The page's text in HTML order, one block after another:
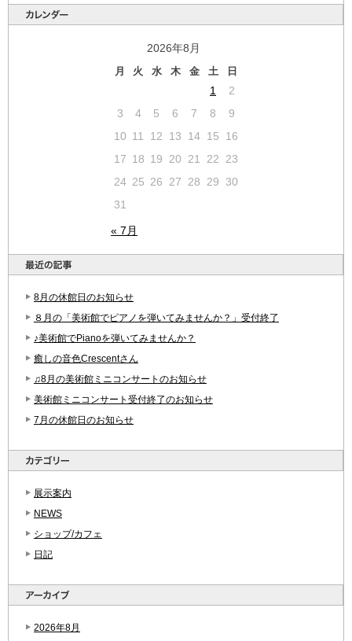
2026年8月
月 火 水 木 金 土 日
« 7月
1
2
3
4 5 6 7 8
9
10 11 12 13 14 15
16
17 18 19 20 21 22
23
24 25 26 27 28 29
30
31
8月の休館日のお知らせ
８月の「美術館でピアノを弾いてみませんか？」受付終了
♪美術館でPianoを弾いてみませんか？
癒しの音色Crescentさん
♫8月の美術館ミニコンサートのお知らせ
美術館ミニコンサート受付終了のお知らせ
7月の休館日のお知らせ
展示案内
NEWS
ショップ/カフェ
日記
2026年8月